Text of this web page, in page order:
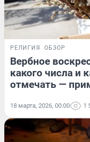
РЕЛИГИЯ ОБЗОР
Вербное
какого числа и
отмечать —
18 марта, 2026, 00:00 1